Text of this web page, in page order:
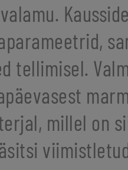
tellimisel.
millel on